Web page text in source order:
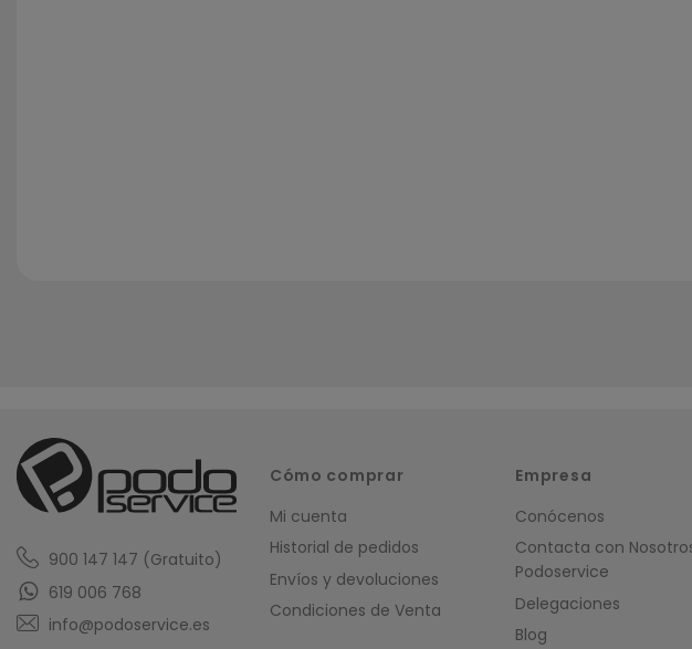
900 147 147 (Gratuito)
619 006 768
info@podoservice.es
Cómo comprar
Mi cuenta
Historial de pedidos
Envíos y devoluciones
Condiciones de Venta
Empresa
Conócenos
Contacta con
Podoservice
Delegaciones
Blog